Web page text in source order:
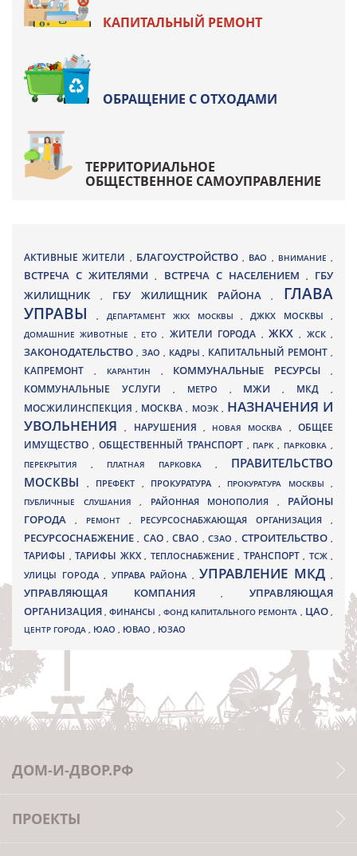
КАПИТАЛЬНЫЙ РЕМОНТ
ОБРАЩЕНИЕ С ОТХОДАМИ
ТЕРРИТОРИАЛЬНОЕ
ОБЩЕСТВЕННОЕ САМОУПРАВЛЕНИЕ
АКТИВНЫЕ ЖИТЕЛИ , БЛАГОУСТРОЙСТВО , ВАО , ВНИМАНИЕ ,
ВСТРЕЧА С ЖИТЕЛЯМИ, ВСТРЕЧА С НАСЕЛЕНИЕМ , ГБУ
ЖИЛИЩНИК
, ГБУ ЖИЛИЩНИК РАЙОНА, ГЛАВА
УПРАВЫ, ДЕПАРТАМЕНТ ЖКХ МОСКВЫ ,ДЖКХ МОСКВЫ ,
ДОМАШНИЕ ЖИВОТНЫЕ , ЕТО, ЖИТЕЛИ ГОРОДА , ЖКХ, ЖСК,
ЗАКОНОДАТЕЛЬСТВО , ЗАО , КАДРЫ, КАПИТАЛЬНЫЙ РЕМОНТ ,
КАПРЕМОНТ , КАРАНТИН , КОММУНАЛЬНЫЕ РЕСУРСЫ,
КОММУНАЛЬНЫЕ УСЛУГИ , МЕТРО , МЖИ, МКД ,
МОСЖИЛИНСПЕКЦИЯ, МОСКВА , МОЭК , НАЗНАЧЕНИЯ И
УВОЛЬНЕНИЯ, НАРУШЕНИЯ , НОВАЯ МОСКВА ,ОБЩЕЕ
ИМУЩЕСТВО , ОБЩЕСТВЕННЫЙ ТРАНСПОРТ , ПАРК, ПАРКОВКА ,
ПЕРЕКРЫТИЯ , ПЛАТНАЯ ПАРКОВКА , ПРАВИТЕЛЬСТВО
МОСКВЫ
, ПРЕФЕКТ , ПРОКУРАТУРА , ПРОКУРАТУРА МОСКВЫ ,
ПУБЛИЧНЫЕ СЛУШАНИЯ , РАЙОННАЯ МОНОПОЛИЯ , РАЙОНЫ
ГОРОДА
, РЕМОНТ , РЕСУРСОСНАБЖАЮЩАЯ ОРГАНИЗАЦИЯ ,
РЕСУРСОСНАБЖЕНИЕ, САО,СВАО ,СЗАО, СТРОИТЕЛЬСТВО,
ТАРИФЫ , ТАРИФЫ ЖКХ , ТЕПЛОСНАБЖЕНИЕ , ТРАНСПОРТ , ТСЖ ,
УЛИЦЫ ГОРОДА , УПРАВА РАЙОНА , УПРАВЛЕНИЕ МКД ,
УПРАВЛЯЮЩАЯ КОМПАНИЯ,УПРАВЛЯЮЩАЯ
ОРГАНИЗАЦИЯ,ФИНАНСЫ , ФОНД КАПИТАЛЬНОГО РЕМОНТА , ЦАО,
ЦЕНТР ГОРОДА , ЮАО , ЮВАО , ЮЗАО
ДОМ-И-ДВОР.РФ
ПРОЕКТЫ